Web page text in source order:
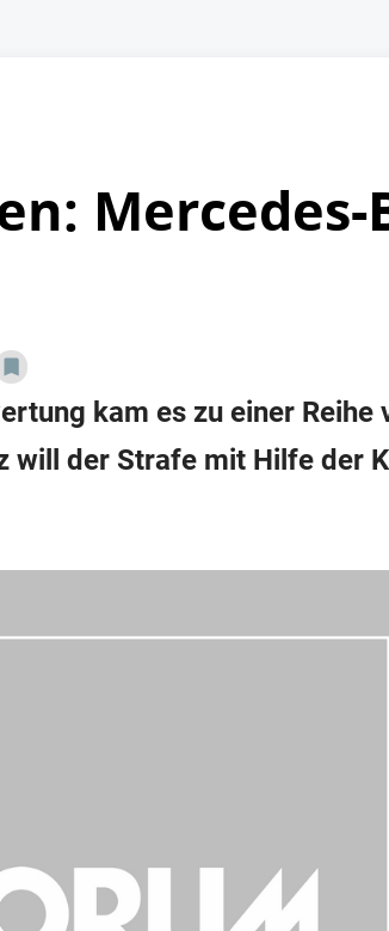
Mercedes-
kam es zu einer Reihe
will der Strafe mit Hilfe der